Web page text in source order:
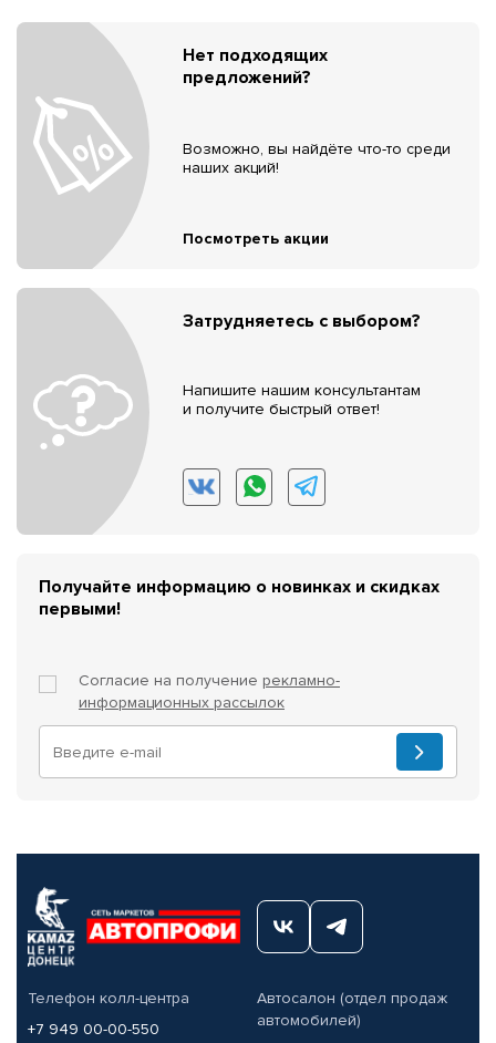
Нет подходящих
предложений?
Возможно, вы найдёте что-то среди
наших акций!
Посмотреть акции
Затрудняетесь с выбором?
Напишите нашим консультантам
и получите быстрый ответ!
Получайте информацию о новинках и скидках
первыми!
Согласие на получение рекламно-
информационных рассылок
Телефон колл-центра
+7 949 00-00-550
Автосалон (отдел продаж
автомобилей)